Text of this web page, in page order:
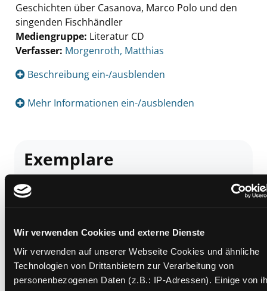
Wir verwenden Cookies und externe Dienste
Wir verwenden auf unserer Webseite Cookies und ähnliche
Technologien von Drittanbietern zur Verarbeitung von
personenbezogenen Daten (z.B.: IP-Adressen). Einige von
Geschichten über Casanova, Marco Polo und den
singenden Fischhändler
Mediengruppe: Literatur CD
Verfasser: Suche nach diesem Verfasser
Morgenroth, Matthias
Beschreibung ein-/ausblenden
Mehr Informationen ein-/ausblenden
Exemplare
Zweigstelle:
Signatur:
Status: Verfügbar
Vorbestellungen: 0
Mediengruppe:Literatur CD
Frist: